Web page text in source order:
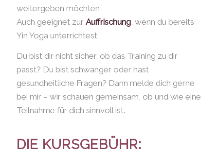
weitergeben möchten
Auch geeignet zur Auffrischung, wenn du bereits
Yin Yoga unterrichtest
Du bist dir nicht sicher, ob das Training zu dir
passt? Du bist schwanger oder hast
gesundheitliche Fragen? Dann melde dich gerne
bei mir – wir schauen gemeinsam, ob und wie eine
Teilnahme für dich sinnvoll ist.
DIE KURSGEBÜHR: